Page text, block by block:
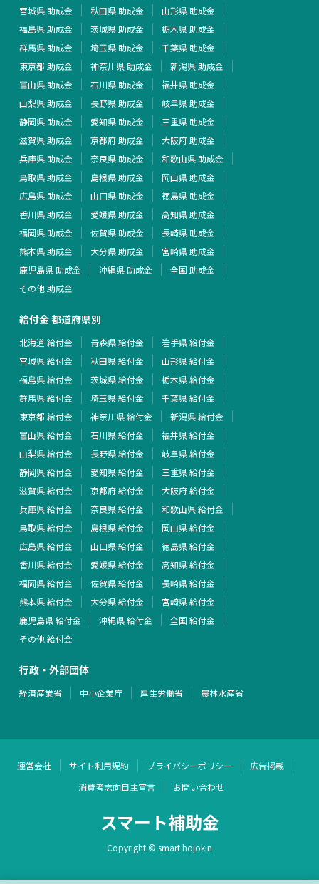
宮城県 助成金
秋田県 助成金
山形県 助成金
福島県 助成金
茨城県 助成金
栃木県 助成金
群馬県 助成金
埼玉県 助成金
千葉県 助成金
東京都 助成金
神奈川県 助成金
新潟県 助成金
富山県 助成金
石川県 助成金
福井県 助成金
山梨県 助成金
長野県 助成金
岐阜県 助成金
静岡県 助成金
愛知県 助成金
三重県 助成金
滋賀県 助成金
京都府 助成金
大阪府 助成金
兵庫県 助成金
奈良県 助成金
和歌山県 助成金
鳥取県 助成金
島根県 助成金
岡山県 助成金
広島県 助成金
山口県 助成金
徳島県 助成金
香川県 助成金
愛媛県 助成金
高知県 助成金
福岡県 助成金
佐賀県 助成金
長崎県 助成金
熊本県 助成金
大分県 助成金
宮崎県 助成金
鹿児島県 助成金
沖縄県 助成金
全国 助成金
その他 助成金
給付金 都道府県別
北海道 給付金 青森県 給付金
岩手県 給付金
宮城県 給付金
秋田県 給付金
山形県 給付金
福島県 給付金
茨城県 給付金
栃木県 給付金
群馬県 給付金
埼玉県 給付金
千葉県 給付金
東京都 給付金
神奈川県 給付金
新潟県 給付金
富山県 給付金
石川県 給付金
福井県 給付金
山梨県 給付金
長野県 給付金
岐阜県 給付金
静岡県 給付金
愛知県 給付金
三重県 給付金
滋賀県 給付金
京都府 給付金
大阪府 給付金
兵庫県 給付金
奈良県 給付金
和歌山県 給付金
鳥取県 給付金
島根県 給付金
岡山県 給付金
広島県 給付金
山口県 給付金
徳島県 給付金
香川県 給付金
愛媛県 給付金
高知県 給付金
福岡県 給付金
佐賀県 給付金
長崎県 給付金
熊本県 給付金
大分県 給付金
宮崎県 給付金
鹿児島県 給付金
沖縄県 給付金
全国 給付金
その他 給付金
行政・外部団体
経済産業省 中小企業庁 厚生労働省 農林水産省
運営会社 サイト利用規約 プライバシーポリシー
広告掲載
消費者志向自主宣言
お問い合わせ
スマート補助金
Copyright © smart hojokin